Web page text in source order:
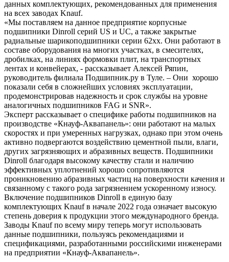
данных комплектующих, рекомендованных для применения
на всех заводах Knauf.
«Мы поставляем на данное предприятие корпусные
подшипники Dinroll серий US и UC, а также закрытые
радиальные шарикоподшипники серии 62xx. Они работают в
составе оборудования на многих участках, в смесителях,
дробилках, на линиях формовки плит, на транспортных
лентах и конвейерах, - рассказывает Алексей Ряпин,
руководитель филиала Подшипник.ру в Туле. – Они хорошо
показали себя в сложнейших условиях эксплуатации,
продемонстрировав надежность и срок службы на уровне
аналогичных подшипников FAG и SNR».
Эксперт рассказывает о специфике работы подшипников на
производстве «Кнауф-Аквапанель»: они работают на малых
скоростях и при умеренных нагрузках, однако при этом очень
активно подвергаются воздействию цементной пыли, влаги,
других загрязняющих и абразивных веществ. Подшипники
Dinroll благодаря высокому качеству стали и наличию
эффективных уплотнений хорошо сопротивляются
проникновению абразивных частиц на поверхности качения и
связанному с такого рода загрязнением ускоренному износу.
Включение подшипников Dinroll в единую базу
комплектующих Knauf в начале 2022 года означает высокую
степень доверия к продукции этого международного бренда.
Заводы Knauf по всему миру теперь могут использовать
данные подшипники, пользуясь рекомендациями и
спецификациями, разработанными российскими инженерами
на предприятии «Кнауф-Аквапанель».